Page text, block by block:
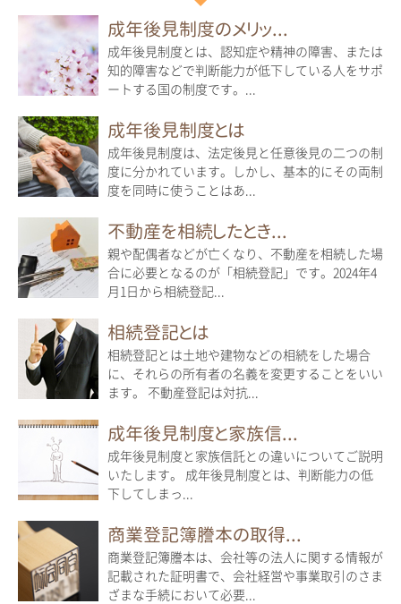
成年後見制度のメリッ...
成年後見制度とは、認知症や精神の障害、または
知的障害などで判断能力が低下している人をサポ
ートする国の制度です。...
成年後見制度とは
成年後見制度は、法定後見と任意後見の二つの制
度に分かれています。しかし、基本的にその両制
度を同時に使うことはあ...
不動産を相続したとき...
親や配偶者などが亡くなり、不動産を相続した場
合に必要となるのが「相続登記」です。2024年4
月1日から相続登記...
相続登記とは
相続登記とは土地や建物などの相続をした場合
に、それらの所有者の名義を変更することをいい
ます。 不動産登記は対抗...
成年後見制度と家族信...
成年後見制度と家族信託との違いについてご説明
いたします。 成年後見制度とは、判断能力の低
下してしまっ...
商業登記簿謄本の取得...
商業登記簿謄本は、会社等の法人に関する情報が
記載された証明書で、会社経営や事業取引のさま
ざまな手続において必要...